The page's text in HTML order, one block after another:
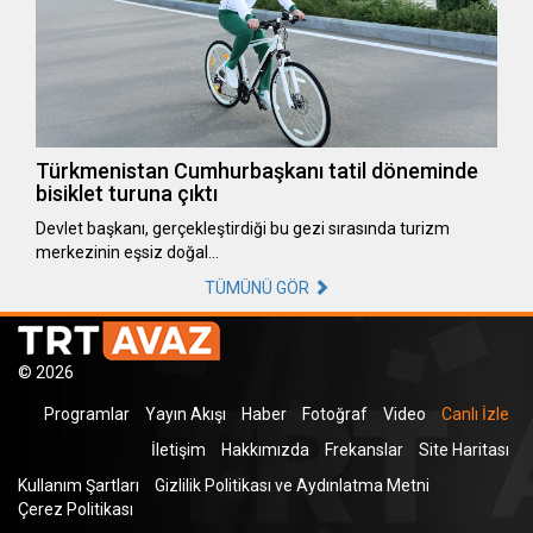
Türkmenistan Cumhurbaşkanı tatil döneminde
bisiklet turuna çıktı
Devlet başkanı, gerçekleştirdiği bu gezi sırasında turizm
merkezinin eşsiz doğal…
TÜMÜNÜ GÖR
© 2026
Programlar Yayın Akışı Haber Fotoğraf Video
Canlı İzle
İletişim
Hakkımızda Frekanslar
Site Haritası
Kullanım Şartları
Gizlilik Politikası ve Aydınlatma Metni
Çerez Politikası